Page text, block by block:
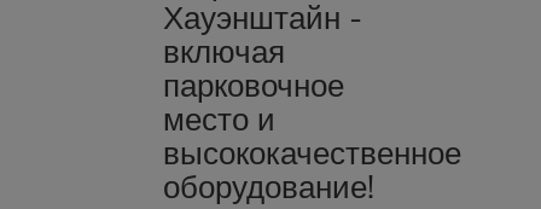
Хауэнштайн -
включая
парковочное
место и
высококачественное
оборудование!